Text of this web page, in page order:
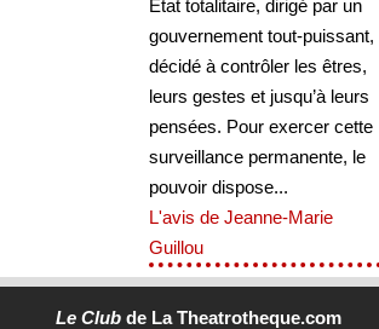
État totalitaire, dirigé par un
gouvernement tout-puissant,
décidé à contrôler les êtres,
leurs gestes et jusqu’à leurs
pensées. Pour exercer cette
surveillance permanente, le
pouvoir dispose...
L'avis de Jeanne-Marie
Guillou
Le Club de La Theatrotheque.com